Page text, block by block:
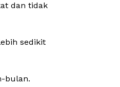
dan tidak
sedikit
bulan.